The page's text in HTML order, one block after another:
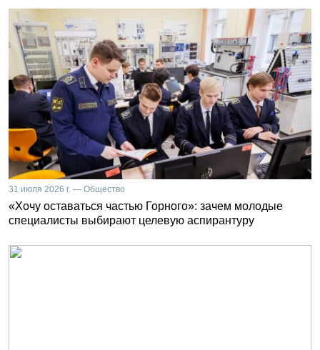
31 июля 2026 г. — Общество
«Хочу оставаться частью Горного»: зачем молодые
специалисты выбирают целевую аспирантуру